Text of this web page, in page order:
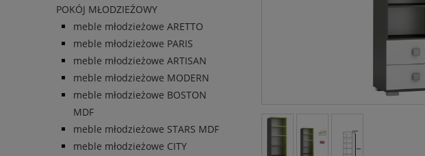
POKÓJ MŁODZIEŻOWY
meble młodzieżowe ARETTO
meble młodzieżowe PARIS
meble młodzieżowe ARTISAN
meble młodzieżowe MODERN
meble młodzieżowe BOSTON
MDF
meble młodzieżowe STARS MDF
meble młodzieżowe CITY